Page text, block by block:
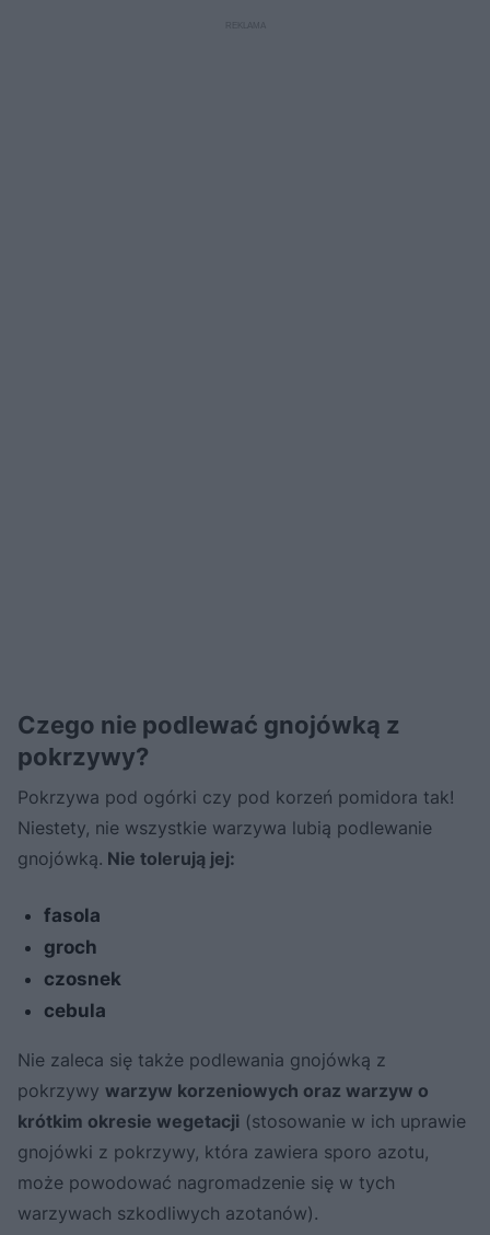
Czego nie podlewać gnojówką z
pokrzywy?
Pokrzywa pod ogórki czy pod korzeń pomidora tak!
Niestety, nie wszystkie warzywa lubią podlewanie
gnojówką. Nie tolerują jej:
fasola
groch
czosnek
cebula
Nie zaleca się także podlewania gnojówką z
pokrzywy warzyw korzeniowych oraz warzyw o
krótkim okresie wegetacji (stosowanie w ich uprawie
gnojówki z pokrzywy, która zawiera sporo azotu,
może powodować nagromadzenie się w tych
warzywach szkodliwych azotanów).